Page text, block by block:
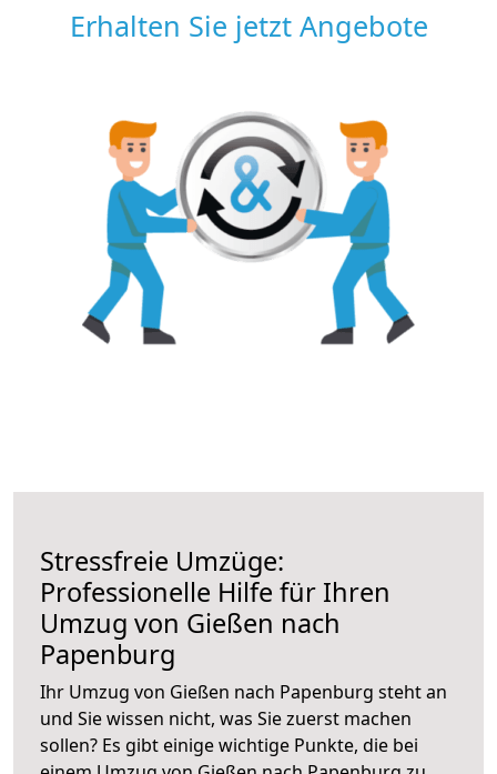
Erhalten Sie jetzt Angebote
Stressfreie Umzüge:
Professionelle Hilfe für Ihren
Umzug von Gießen nach
Papenburg
Ihr Umzug von Gießen nach Papenburg steht an
und Sie wissen nicht, was Sie zuerst machen
sollen? Es gibt einige wichtige Punkte, die bei